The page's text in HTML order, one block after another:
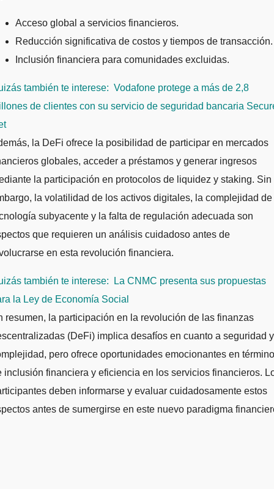
Acceso global a servicios financieros.
Reducción significativa de costos y tiempos de transacción.
Inclusión financiera para comunidades excluidas.
también te interese: Vodafone protege a más de 2,8
de clientes con su servicio de seguridad bancaria
la DeFi ofrece la posibilidad de participar en mercados
globales, acceder a préstamos y generar ingresos
la participación en protocolos de liquidez y staking. Sin
la volatilidad de los activos digitales, la complejidad de
subyacente y la falta de regulación adecuada son
que requieren un análisis cuidadoso antes de
en esta revolución financiera.
también te interese:
La CNMC presenta sus propuestas
la Ley de Economía Social
resumen, la participación en la revolución de las finanzas
(DeFi) implica desafíos en cuanto a seguridad y
pero ofrece oportunidades emocionantes en
inclusión financiera y eficiencia en los servicios financieros.
deben informarse y evaluar cuidadosamente estos
antes de sumergirse en este nuevo paradigma